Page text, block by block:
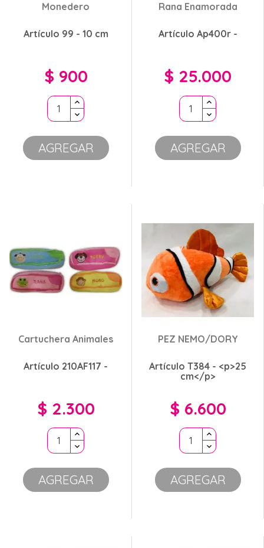
Monedero
Artículo 99 - 10 cm
Precio
$ 900
AGREGAR
Rana Enamorada
Artículo Ap400r -
Precio
$ 25.000
AGREGAR
Cartuchera Animales
Artículo 210AF117 -
Precio
$ 2.300
AGREGAR
PEZ NEMO/DORY
Artículo T384 - <p>25
cm</p>
Precio
$ 6.600
AGREGAR